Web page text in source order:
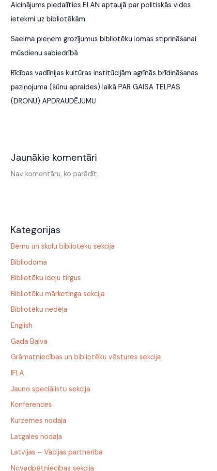
Aicinājums piedalīties ELAN aptaujā par politiskās vides
ietekmi uz bibliotēkām
Saeima pieņem grozījumus bibliotēku lomas stiprināšanai
mūsdienu sabiedrībā
Rīcības vadlīnijas kultūras institūcijām agrīnās brīdināšanas
paziņojuma (šūnu apraides) laikā PAR GAISA TELPAS
(DRONU) APDRAUDĒJUMU
Jaunākie komentāri
Nav komentāru, ko parādīt.
Kategorijas
Bērnu un skolu bibliotēku sekcija
Bibliodoma
Bibliotēku ideju tirgus
Bibliotēku mārketinga sekcija
Bibliotēku nedēļa
English
Gada Balva
Grāmatniecības un bibliotēku vēstures sekcija
IFLA
Jauno speciālistu sekcija
Konferences
Kurzemes nodaļa
Latgales nodaļa
Latvijas – Vācijas partnerība
Novadpētniecības sekcija